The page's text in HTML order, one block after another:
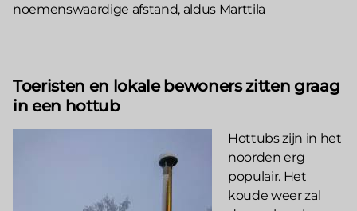
noemenswaardige afstand, aldus Marttila
Toeristen en lokale bewoners zitten graag
in een hottub
Hottubs zijn in het
noorden erg
populair. Het
koude weer zal